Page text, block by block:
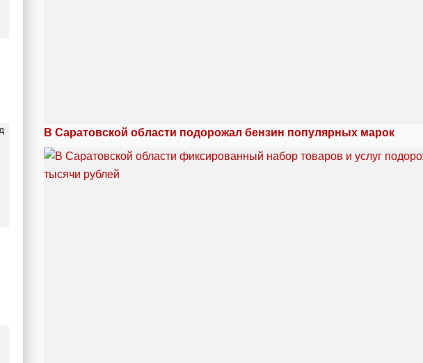
В Саратовской области подорожал бензин популярных марок